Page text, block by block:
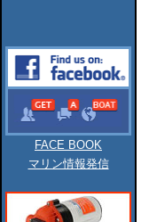
FACE BOOK
マリン情報発信